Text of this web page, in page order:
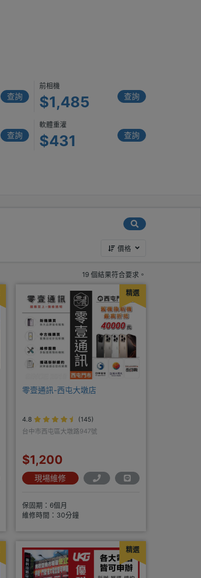
查詢
前相機
$1,485 查詢
查詢
軟體重灌
$431 查詢
價格
19 個結果符合要求。
精選
零壹通訊-西屯大墩店
4.8
(145)
台中市西屯區大墩路947號
$1,200
現場維修
保固期：6個月
維修時間：30分鐘
精選